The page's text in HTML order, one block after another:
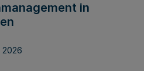
in
2026